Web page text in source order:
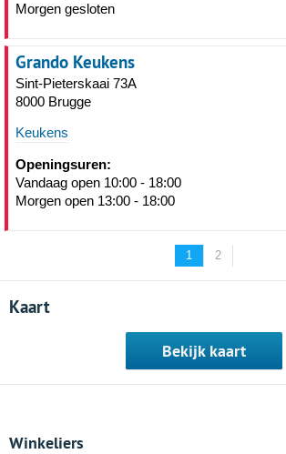
Morgen gesloten
Grando Keukens
Sint-Pieterskaai 73A
8000 Brugge
Keukens
Openingsuren:
Vandaag open 10:00 - 18:00
Morgen open 13:00 - 18:00
1 2
Kaart
Bekijk kaart
Winkeliers